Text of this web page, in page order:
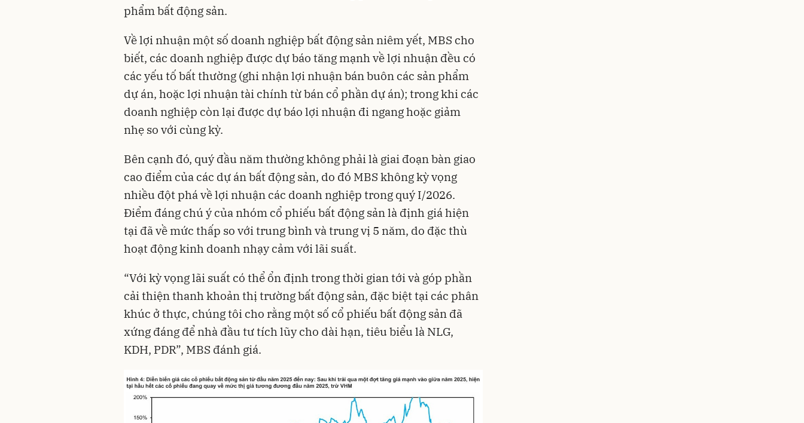
phẩm bất động sản.
Về lợi nhuận một số doanh nghiệp bất động sản niêm yết, MBS cho
biết, các doanh nghiệp được dự báo tăng mạnh về lợi nhuận đều có
các yếu tố bất thường (ghi nhận lợi nhuận bán buôn các sản phẩm
dự án, hoặc lợi nhuận tài chính từ bán cổ phần dự án); trong khi các
doanh nghiệp còn lại được dự báo lợi nhuận đi ngang hoặc giảm
nhẹ so với cùng kỳ.
Bên cạnh đó, quý đầu năm thường không phải là giai đoạn bàn giao
cao điểm của các dự án bất động sản, do đó MBS không kỳ vọng
nhiều đột phá về lợi nhuận các doanh nghiệp trong quý I/2026.
Điểm đáng chú ý của nhóm cổ phiếu bất động sản là định giá hiện
tại đã về mức thấp so với trung bình và trung vị 5 năm, do đặc thù
hoạt động kinh doanh nhạy cảm với lãi suất.
“Với kỳ vọng lãi suất có thể ổn định trong thời gian tới và góp phần
cải thiện thanh khoản thị trường bất động sản, đặc biệt tại các phân
khúc ở thực, chúng tôi cho rằng một số cổ phiếu bất động sản đã
xứng đáng để nhà đầu tư tích lũy cho dài hạn, tiêu biểu là NLG,
KDH, PDR”, MBS đánh giá.